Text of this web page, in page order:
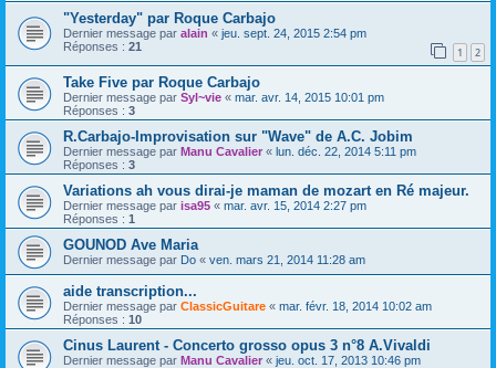
"Yesterday" par Roque Carbajo
Dernier message par alain « jeu. sept. 24, 2015 2:54 pm
Réponses : 21 1 2
Take Five par Roque Carbajo
Dernier message par Syl~vie « mar. avr. 14, 2015 10:01 pm
Réponses : 3
R.Carbajo-Improvisation sur "Wave" de A.C. Jobim
Dernier message par Manu Cavalier « lun. déc. 22, 2014 5:11 pm
Réponses : 3
Variations ah vous dirai-je maman de mozart en Ré majeur.
Dernier message par isa95 « mar. avr. 15, 2014 2:27 pm
Réponses : 1
GOUNOD Ave Maria
Dernier message par Do « ven. mars 21, 2014 11:28 am
aide transcription...
Dernier message par ClassicGuitare « mar. févr. 18, 2014 10:02 am
Réponses : 10
Cinus Laurent - Concerto grosso opus 3 n°8 A.Vivaldi
Dernier message par Manu Cavalier « jeu. oct. 17, 2013 10:46 pm